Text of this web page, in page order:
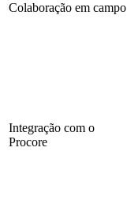
Colaboração em campo
Integração com o
Procore